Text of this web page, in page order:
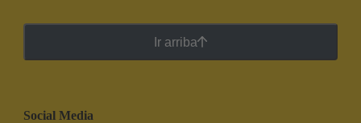
Ir arriba
Social Media